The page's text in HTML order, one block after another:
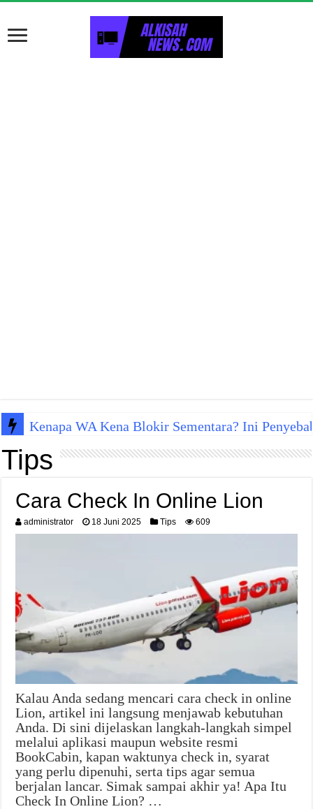
Kenapa WA Kena Blokir Sementara? Ini
Tips
Cara Check In Online Lion
administrator 18 Juni 2025 Tips 609
Kalau Anda sedang mencari cara check in online
Lion, artikel ini langsung menjawab kebutuhan
Anda. Di sini dijelaskan langkah-langkah simpel
melalui aplikasi maupun website resmi
BookCabin, kapan waktunya check in, syarat
yang perlu dipenuhi, serta tips agar semua
berjalan lancar. Simak sampai akhir ya! Apa Itu
Check In Online Lion? …